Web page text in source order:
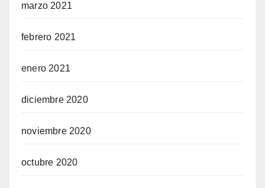
marzo 2021
febrero 2021
enero 2021
diciembre 2020
noviembre 2020
octubre 2020